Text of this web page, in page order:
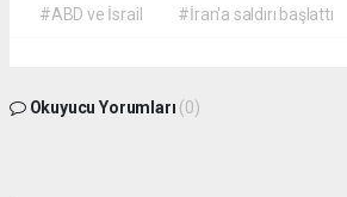
#ABD ve İsrail #İran'a saldırı başlattı
Okuyucu Yorumları (0)